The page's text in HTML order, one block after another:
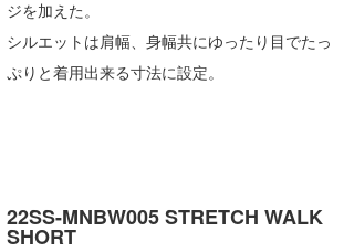
ジを加えた。
シルエットは肩幅、身幅共にゆったり目でたっ
ぷりと着用出来る寸法に設定。
22SS-MNBW005 STRETCH WALK
SHORT